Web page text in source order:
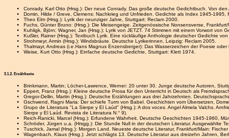
Conrady, Karl Otto (Hrsg.): Der neue Conrady. Das große deutsche Gedichtbuch. Von
Domin, Hilde / Greve, Clemens: Nachkrieg und Unfrieden. Gedichte als Index 1945-1995,
Theo Elm (Hrsg.): Lyrik der neunziger Jahre, Stuttgart: Reclam 2000.
Fuchs, Günter Bruno: (Hrsg.): Die Meisengeige. Zeitgenössische Nonsensverse,
Kuhligk, Björn; Wagner, Jan (Hrsg.): Lyrik von JETZT. 74 Stimmen mit einem Vorwort von
Kußler, Rainer (Hrsg.): Textbuch Lyrik. Eine rückläufige Anthologie deutscher Gedichte
Strohmeyr, Armin (Hrsg.): Windsbräute. Deutsche Lyrikerinnen, Leipzig: Reclam 2005.
Thalmayr, Andreas (i.e.Hans Magnus Enzensberger): Das Wasserzeichen der Poesie
Weise, Kurt Otto (Hrsg.): Einfache deutsche Gedichte, Stuttgart: Klett 1974.
3.1.2. Erzähltexte
Brinkmann, Martin; Löcher-Lawrence, Werner: 20 unter 30. Junge deutsche Autoren,
Eppert, Franz (Hrsg.): Kleine deutsche Prosa für den Unterricht in Deutsch als
Gregor-Dellin, Martin (Hrsg.): Deutsche Erzählungen aus drei Jahrzehnten.
Gschwend, Ragni Maria: Der schiefe Turm von Babel. Geschichten vom Übersetzen,
Grupo de Literatura "La Sierpe y El Laúd" (Hrsg.): A dos voces. Angel Almela Valchs.
Sierpe y El Laúd. Revista de Literatura N.° 9).
Reich-Ranicki, Marcel (Hrsg.): Erfundene Wahrheit. Deutsche Geschichten 1945-1960,
Schröder, Jürgen u.a. (Hrsgg.): Die Stunde Null in der deutschen Literatur. Ausgewählte
Tuschick, Jamal (Hrsg.): Morgen Land. Neueste deutsche Literatur, Frankfurt/Main: Fischer
Wagenbach, Klaus (Hrsg.): Jetzt schlägts 13. Deutsche Literatur aus dreizehn Jahren,